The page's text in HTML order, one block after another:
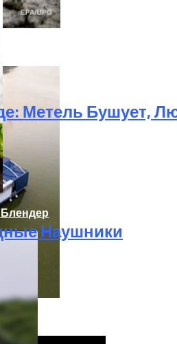
Метель Бушует,
Наушники